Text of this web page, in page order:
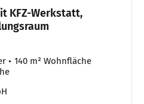
KFZ-Werkstatt,
140 m² Wohnfläche